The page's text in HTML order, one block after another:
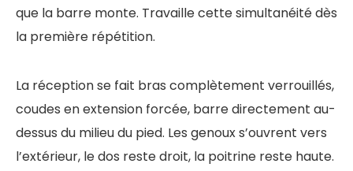
que la barre monte. Travaille cette simultanéité dès
la première répétition.
La réception se fait bras complètement verrouillés,
coudes en extension forcée, barre directement au-
dessus du milieu du pied. Les genoux s’ouvrent vers
l’extérieur, le dos reste droit, la poitrine reste haute.